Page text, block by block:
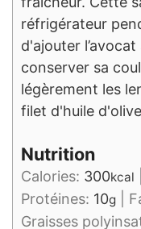
réfrigérateur
d'ajouter
conserver sa
légèrement les
filet d'huile
Nutrition
Calories: 300kcal
Protéines: 10g
Graisses